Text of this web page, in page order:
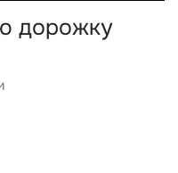
дорожку